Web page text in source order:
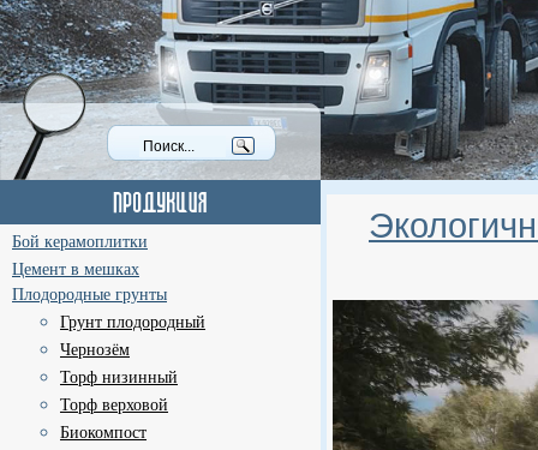
Бой керамоплитки
Цемент в мешках
Плодородные грунты
Грунт плодородный
Чернозём
Торф низинный
Торф верховой
Биокомпост